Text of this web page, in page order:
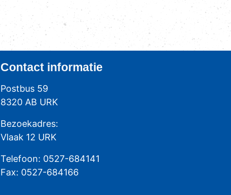
Contactinformatie
Postbus 59
8320 AB URK
Bezoekadres:
Vlaak 12 URK
Telefoon: 0527-684141
Fax: 0527-684166